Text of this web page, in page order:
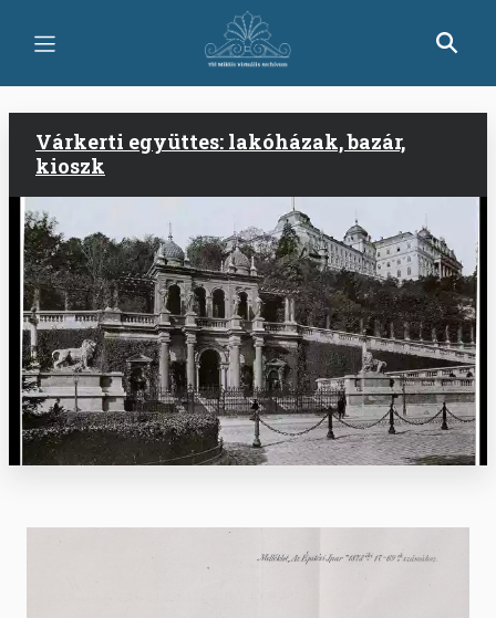
main
Várkerti együttes: lakóházak, bazár,
kioszk